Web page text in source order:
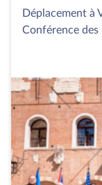
Déplacement à
Conférence des